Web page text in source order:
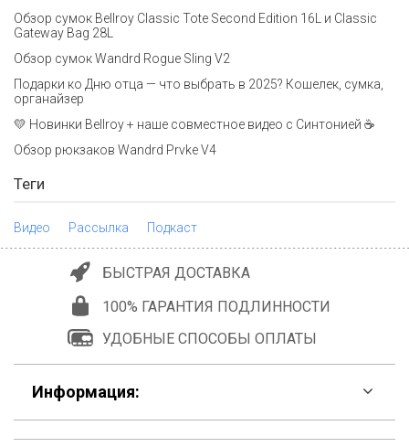
Обзор сумок Bellroy Classic Tote Second Edition 16L и Classic
Gateway Bag 28L
Обзор сумок Wandrd Rogue Sling V2
Подарки ко Дню отца — что выбрать в 2025? Кошелек, сумка,
органайзер
💛 Новинки Bellroy + наше совместное видео с Синтонией ☕
Обзор рюкзаков Wandrd Prvke V4
Теги
Видео Рассылка Подкаст
БЫСТРАЯ ДОСТАВКА
100% ГАРАНТИЯ ПОДЛИННОСТИ
УДОБНЫЕ СПОСОБЫ ОПЛАТЫ
Информация: